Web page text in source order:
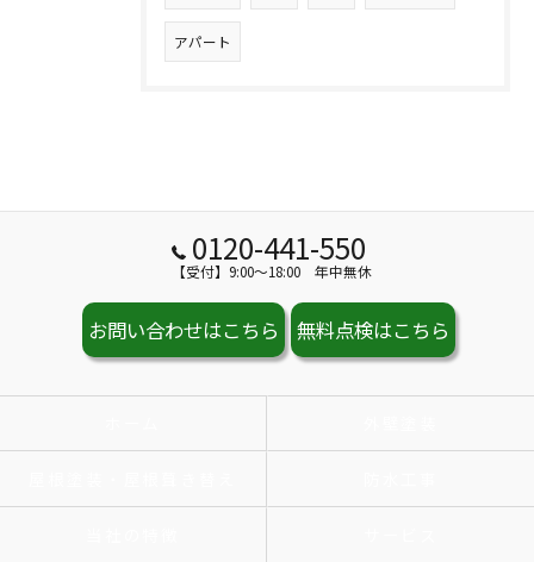
アパート
0120-441-550
【受付】9:00～18:00 年中無休
お問い合わせはこちら 無料点検はこちら